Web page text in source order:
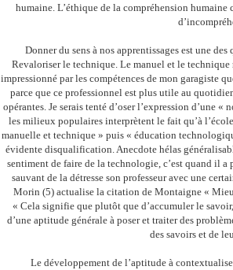
humaine. L’éthique de la compréhension
Donner du sens à nos apprentissages est une
Revaloriser le technique. Le manuel et le technique
impressionné par les compétences de mon garagiste
parce que ce professionnel est plus utile au
opérantes. Je serais tenté d’oser l’expression d’une
les milieux populaires interprètent le fait qu’à
manuelle et technique » puis « éducation
évidente disqualification. Anecdote hélas
sentiment de faire de la technologie, c’est quand il a
sauvant de la détresse son professeur avec une
Morin (5) actualise la citation de Montaigne «
« Cela signifie que plutôt que d’accumuler le
d’une aptitude générale à poser et traiter des
des savoirs et de
Le développement de l’aptitude à